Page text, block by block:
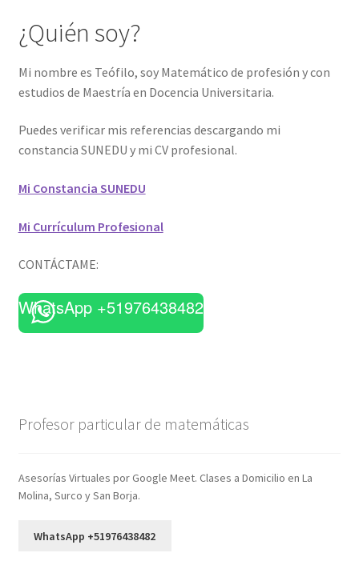
¿Quién soy?
Mi nombre es Teófilo, soy Matemático de profesión y con
estudios de Maestría en Docencia Universitaria.
Puedes verificar mis referencias descargando mi
constancia SUNEDU y mi CV profesional.
Mi Constancia SUNEDU
Mi Currículum Profesional
CONTÁCTAME:
WhatsApp +51976438482
Profesor particular de matemáticas
Asesorías Virtuales por Google Meet. Clases a Domicilio en La
Molina, Surco y San Borja.
WhatsApp +51976438482